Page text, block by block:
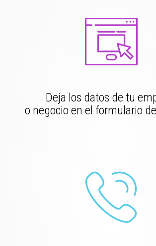
Deja los datos de tu
o negocio en el formulario